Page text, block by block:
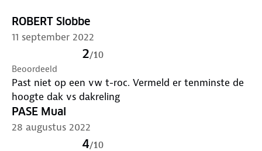
ROBERT Slobbe
11 september 2022
2/10
Beoordeeld
Past niet op een vw t-roc. Vermeld er tenminste de
hoogte dak vs dakreling
PASE Mual
28 augustus 2022
4/10